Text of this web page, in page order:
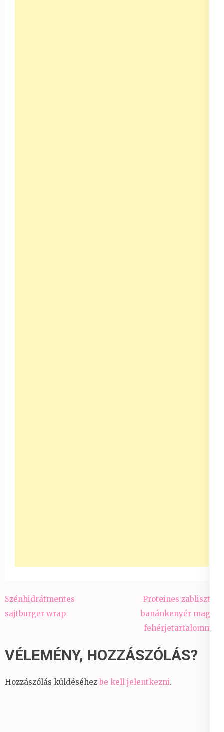
Bejegyzés
navigáció
Szénhidrátmentes
sajtburger wrap
Proteines zablisztes
banánkenyér magas
fehérjetartalommal
VÉLEMÉNY, HOZZÁSZÓLÁS?
Hozzászólás küldéséhez be kell jelentkezni.